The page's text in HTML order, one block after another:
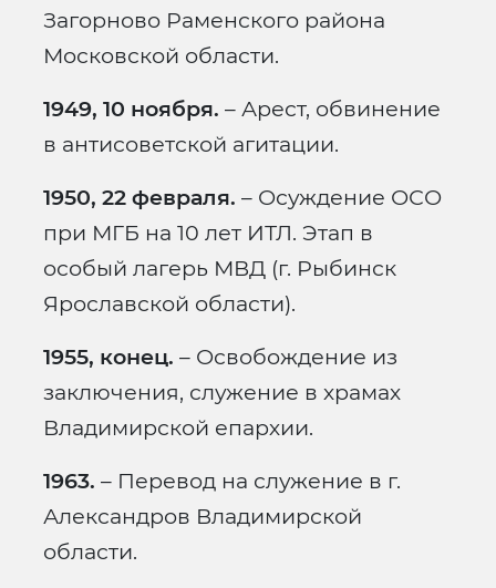
Загорново Раменского района
Московской области.
1949, 10 ноября. – Арест, обвинение
в антисоветской агитации.
1950, 22 февраля. – Осуждение ОСО
при МГБ на 10 лет ИТЛ. Этап в
особый лагерь МВД (г. Рыбинск
Ярославской области).
1955, конец. – Освобождение из
заключения, служение в храмах
Владимирской епархии.
1963. – Перевод на служение в г.
Александров Владимирской
области.